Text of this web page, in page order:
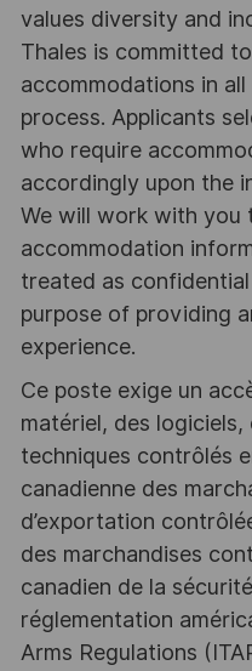
values diversity and
Thales is committed
accommodations in
process. Applicants
who require
accordingly upon the
We will work with you
accommodation
treated as
purpose of providing
experience.
Ce poste exige un
matériel, des
techniques contrôlés
canadienne des
d’exportation
des marchandises
canadien de la
réglementation
Arms Regulations